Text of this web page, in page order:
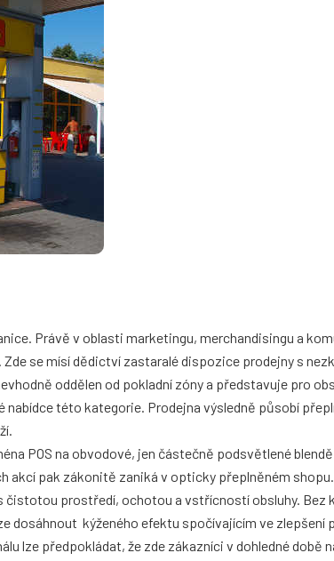
Právě v oblasti marketingu, merchandisingu a
se mísí dědictví zastaralé dispozice prodejny s
oddělen od pokladní zóny a představuje pro
této kategorie. Prodejna výsledně působí
POS na obvodové, jen částečně podsvětlené
akcí pak zákonitě zaniká v opticky přeplněném shopu.
prostředí, ochotou a vstřícností obsluhy. Bez
dosáhnout kýženého efektu spočívajícím ve zlepšení
lze předpokládat, že zde zákazníci v dohledné době